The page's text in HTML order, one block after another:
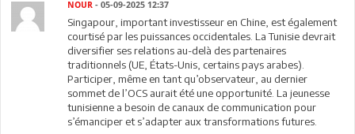
NOUR - 05-09-2025 12:37
Singapour, important investisseur en Chine, est également
courtisé par les puissances occidentales. La Tunisie devrait
diversifier ses relations au-delà des partenaires
traditionnels (UE, États-Unis, certains pays arabes).
Participer, même en tant qu’observateur, au dernier
sommet de l’OCS aurait été une opportunité. La jeunesse
tunisienne a besoin de canaux de communication pour
s’émanciper et s’adapter aux transformations futures.